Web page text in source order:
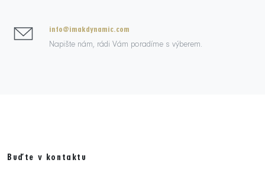
info@imakdynamic.com
Napište nám, rádi Vám poradíme s výberem.
Buďte v kontaktu